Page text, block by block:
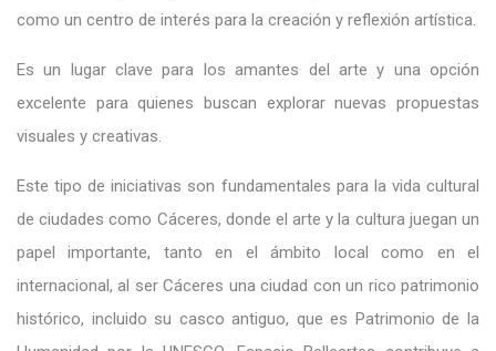
como un centro de interés para la creación y reflexión artística.
Es un lugar clave para los amantes del arte y una opción
excelente para quienes buscan explorar nuevas propuestas
visuales y creativas.
Este tipo de iniciativas son fundamentales para la vida cultural
de ciudades como Cáceres, donde el arte y la cultura juegan un
papel importante, tanto en el ámbito local como en el
internacional, al ser Cáceres una ciudad con un rico patrimonio
histórico, incluido su casco antiguo, que es Patrimonio de la